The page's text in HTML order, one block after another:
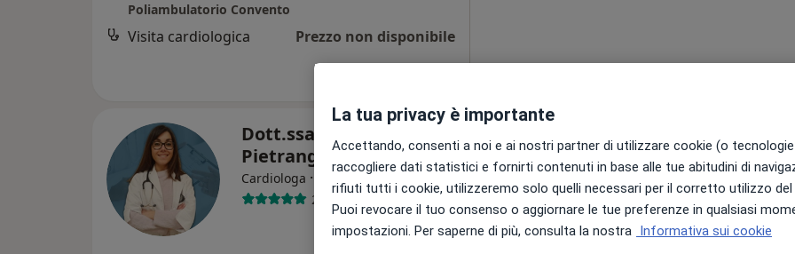
Poliambulatorio Convento
Visita cardiologica Prezzo non disponibile
Dott.ssa Carla
Pietrangelo
Cardiologa · Altro
23 recensioni
5 Ago 6 Ago 7 Ago 8 Ago
Non ci sono agende disponibili!
Chiedi di attivare le prenotazioni online
La tua privacy è importante
Accettando, consenti a noi e ai nostri partner di utilizzare cookie (o
raccogliere dati statistici e fornirti contenuti in base alle tue abitudini di
rifiuti tutti i cookie, utilizzeremo solo quelli necessari per il corretto utilizzo
Puoi revocare il tuo consenso o aggiornare le tue preferenze in qualsiasi
impostazioni. Per saperne di più, consulta la nostra Informativa sui cookie